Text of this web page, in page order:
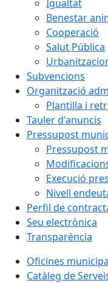
Igualtat
Benestar
Cooperació
Salut Pública
Subvencions
Organització
Plantilla i
Tauler d'anuncis
Pressupost
Pressupost
Execució
Nivell
Perfil de
Seu electrònica
Transparència
Oficines
Catàleg de